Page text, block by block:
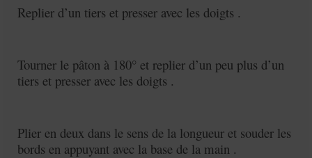
Replier d’un tiers et presser avec les doigts .
Tourner le pâton à 180° et replier d’un peu plus d’un
tiers et presser avec les doigts .
Plier en deux dans le sens de la longueur et souder les
bords en appuyant avec la base de la main .